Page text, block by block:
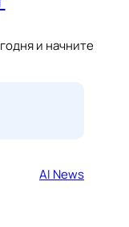
и начните
AI News